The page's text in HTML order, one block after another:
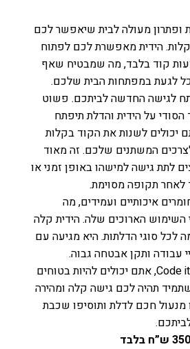
ופתרון מעולה לבית שיאפשר לכם
הידית מאפשרת לכם לפתוח
קוד בלבד, מה שמבטיח שאף
לגעת במפתחות הבית שלכם.
לגישה החדשה לביתכם. פשוט
על הידית והדלת תיפתח
יכולים לשנות את הקוד בקלות
המשתנים שלכם. זה מאוד
לתת גישה למישהו באופן זמני או
לאחר תקופה מסוימת.
איכותיים ועמידים, מה
הארוכים שלה. הידית קלה
לכל סוגי הדלתות. היא מגיעה עם
עבודה ותקן אבטחה גבוה.
עם ידית קוד – Code it, אתם יכולים להיות בטוחים
תהיה לכם גישה קלה ומהירה
מנעול חכם לדלת ותוסיפו שכבת